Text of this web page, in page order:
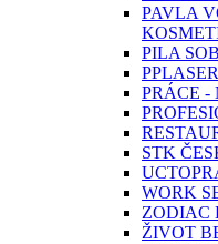
PAVLA
PILA
PRÁCE
STK
WORK
ZODIAC
ŽIVOT